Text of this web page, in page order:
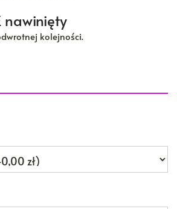
nawinięty
kolejności.